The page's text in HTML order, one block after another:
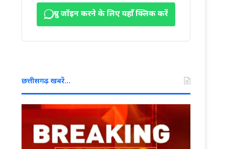
ग्रुप जॉइन करने के लिए यहाँ क्लिक करें
छत्तीसगढ़ खबरें…